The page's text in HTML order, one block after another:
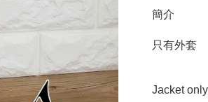
簡介
只有外套